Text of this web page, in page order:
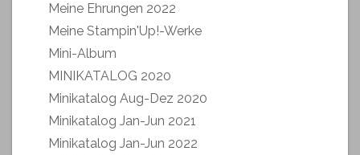
Meine Ehrungen 2022
Meine Stampin'Up!-Werke
Mini-Album
MINIKATALOG 2020
Minikatalog Aug-Dez 2020
Minikatalog Jan-Jun 2021
Minikatalog Jan-Jun 2022